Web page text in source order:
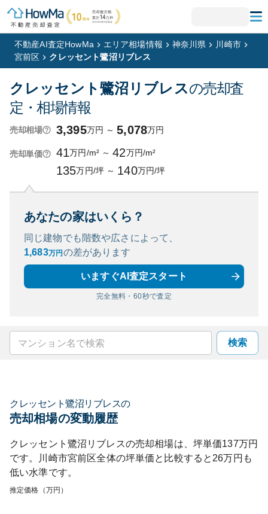
不動産AI査定HowMa エリア相場情報 神奈川県
川崎市
宮前区
クレッセント鷺沼リブレス
クレッセント鷺沼リブレスの売却査
定・相場情報
売却相場 3,395万円 ～ 5,078万円
売却単価 41万円/m² ～ 42万円/m²
135万円/坪 ～ 140万円/坪
あなたの家はいくら？
同じ建物でも階数や広さによって、
1,683万円 の差があります
いますぐAI査定スタート
完全無料・60秒で査定
検索
クレッセント鷺沼リブレスの
売却相場の変動履歴
クレッセント鷺沼リブレスの売却相場は、坪単価137万円
です。
川崎市宮前区全体の坪単価と比較すると 26万円も
低い水準です。
推定価格（万円）